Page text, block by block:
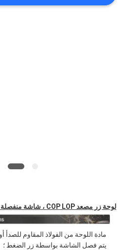
أخبار
لوحة زر مصعد COP LOP ، شاشة منفصلة مع زر ، SN-CZX510
مادة اللوحة من الفولاذ المقاوم للصدأ
يتم فصل الشاشة بواسطة زر الضغط ؛